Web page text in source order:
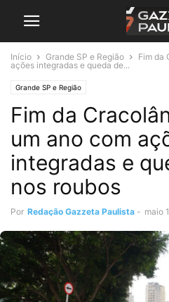
Início Grande SP e Região
Fim da
ações integradas e queda de...
Grande SP e Região
Fim da
um ano com
integradas e
nos roubos
Por Redação Gazzeta Paulista - maio